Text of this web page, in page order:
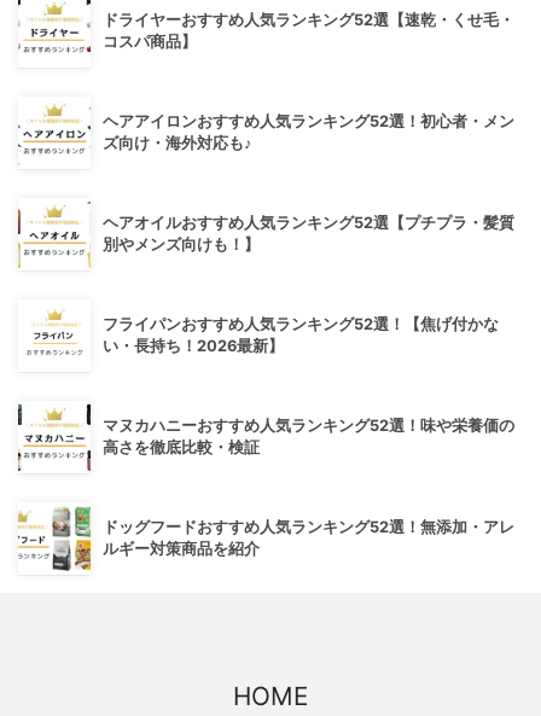
ドライヤーおすすめ人気ランキング52選【速乾・くせ毛・
コスパ商品】
ヘアアイロンおすすめ人気ランキング52選！初心者・メン
ズ向け・海外対応も♪
ヘアオイルおすすめ人気ランキング52選【プチプラ・髪質
別やメンズ向けも！】
フライパンおすすめ人気ランキング52選！【焦げ付かな
い・長持ち！2026最新】
マヌカハニーおすすめ人気ランキング52選！味や栄養価の
高さを徹底比較・検証
ドッグフードおすすめ人気ランキング52選！無添加・アレ
ルギー対策商品を紹介
HOME